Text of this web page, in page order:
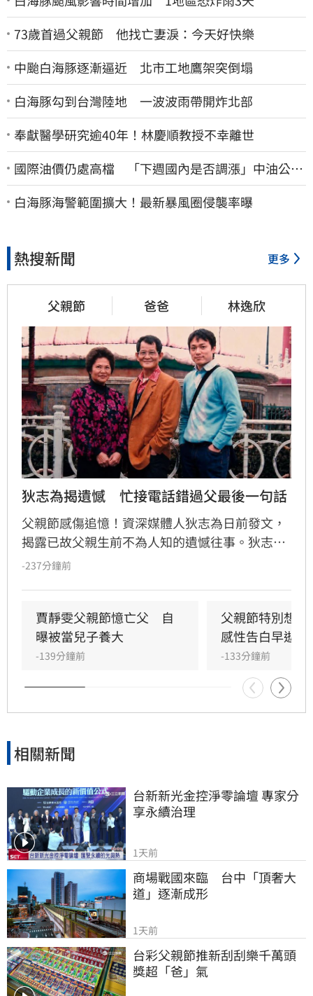
73歲首過父親節 他找亡妻淚：今天好快樂
中颱白海豚逐漸逼近 北市工地鷹架突倒塌
白海豚勾到台灣陸地 一波波雨帶開炸北部
奉獻醫學研究逾40年！林慶順教授不幸離世
國際油價仍處高檔 「下週國內是否調漲」中油公布
了
白海豚海警範圍擴大！最新暴風圈侵襲率曝
熱搜新聞 更多
父親節 爸爸 林逸欣
狄志為揭遺憾　忙接電話錯過父最後一句話
父親節感傷追憶！資深媒體人狄志為日前發文，
揭露已故父親生前不為人知的遺憾往事。狄志為
透露，父親一生以海為家，兩人相處時間極少，
在門外落淚。最讓狄志為心碎的是，當年陪病重
父親曬太陽時，自己因忙於接工作電話而忽視了
父親，沒想到那竟是父子最後的相處，父親回房
後便陷入永眠。這段錯過的對話成為他20年來心
中最深的遺憾，他以此感嘆，有些電話晚點接沒
關係，但錯過的親情與話語，可能再也無法挽
-237分鐘前
賈靜雯父親節憶亡父　自
曝被當兒子養大
-139分鐘前
父親節特別想
感性告白早逝父
-133分鐘前
相關新聞
台新新光金控淨零論壇 專家分
享永續治理
1天前
商場戰國來臨　台中「頂奢大
道」逐漸成形
1天前
台彩父親節推新刮刮樂千萬頭
獎超「爸」氣